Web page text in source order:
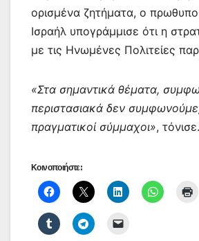
ορισμένα ζητήματα, ο
Ισραήλ υπογράμμισε ότι η
με τις Ηνωμένες Πολιτείες
«Στα σημαντικά θέματα,
περιστασιακά δεν
πραγματικοί σύμμαχοι», τόνισε.
Κοινοποιήστε: